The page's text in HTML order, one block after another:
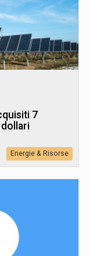
7
Energie & Risorse